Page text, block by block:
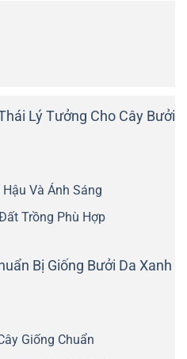
Lý Tưởng Cho Cây Bưởi
Hậu Và Ánh Sáng
Trồng Phù Hợp
Bị Giống Bưởi Da Xanh
Giống Chuẩn